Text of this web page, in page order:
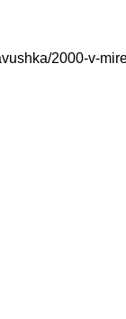
2000-v-